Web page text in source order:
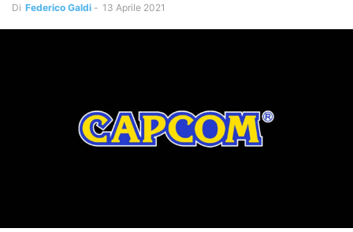
Di Federico Galdi - 13 Aprile 2021